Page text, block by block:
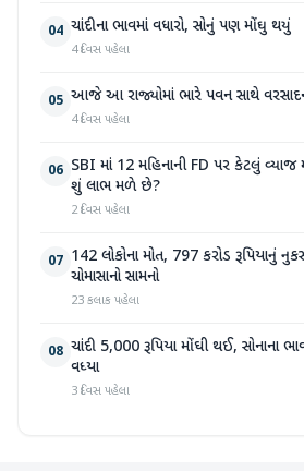
04 ચાંદીના ભાવમાં વધારો, સોનું પણ મોંઘુ થયું
4 દિવસ પહેલા
05 આજે આ રાજ્યોમાં ભારે પવન સાથે
4 દિવસ પહેલા
06 SBI માં 12 મહિનાની FD પર કેટલું વ્યાજ
શું લાભ મળે છે?
2 દિવસ પહેલા
07 142 લોકોના મોત, 797 કરોડ રૂપિયાનું
ચોમાસાનો સામનો
23 કલાક પહેલા
08 ચાંદી 5,000 રૂપિયા મોંઘી થઈ, સોનાના
વધ્યા
3 દિવસ પહેલા